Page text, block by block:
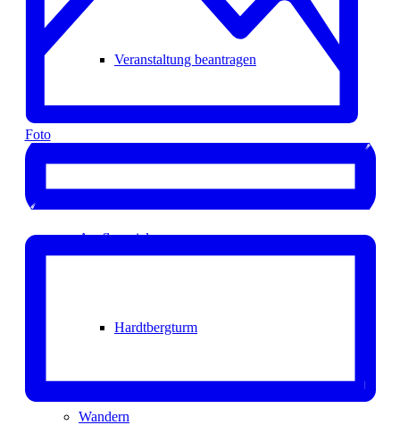
Veranstaltung beantragen
Ausflugsziele
Hardtbergturm
Wandern
Foto